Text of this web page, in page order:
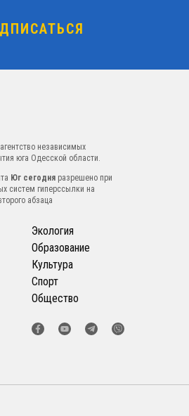
независимых
юга Одесской области.
Юг сегодня разрешено при
систем гиперссылки на
абзаца
Экология
Образование
Культура
Спорт
Общество